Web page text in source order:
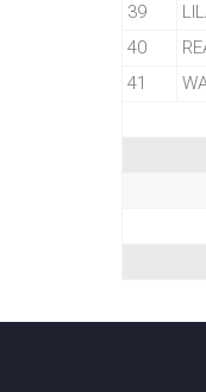
39
40
41